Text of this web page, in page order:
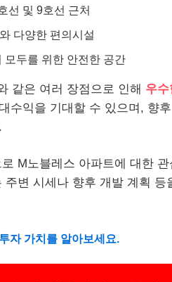
선 및 9호선 근처
다양한 편의시설
모두를 위한 안전한 공간
같은 여러 장점으로 인해 우
수익을 기대할 수 있으며, 향
M노블레스 아파트에 대한
주변 시세나 향후 개발 계획
자 가치를 알아보세요.